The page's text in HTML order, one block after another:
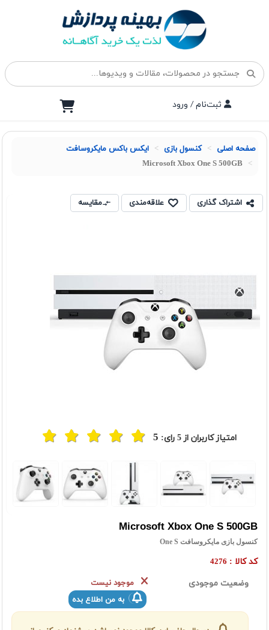
ثبت‌نام / ورود
صفحه اصلی کنسول بازی ایکس باکس مایکروسافت
Microsoft Xbox One S 500GB
اشتراک گذاری علاقه‌مندی مقایسه
امتیاز کاربران از5 رای: 5
Microsoft Xbox One S 500GB
کنسول بازی مایکروسافت One S
کد کالا : 4276
وضعیت موجودی
موجود نیست
به من اطلاع بده